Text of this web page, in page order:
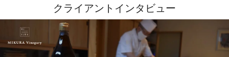
クライアントインタビュー